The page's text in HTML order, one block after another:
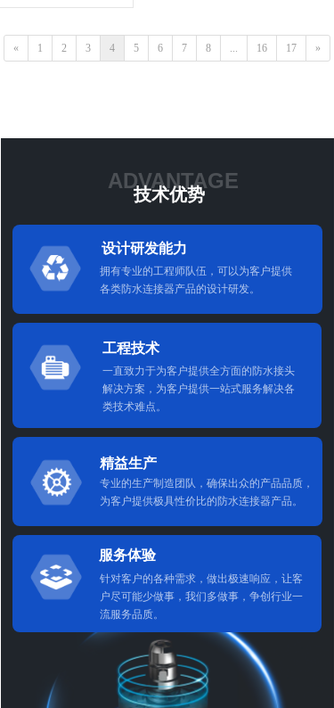
« 1 2 3 4 5 6 7 8 ... 16 17 »
设计研发能力
拥有专业的工程师队伍，可以为客户提供
各类防水连接器产品的设计研发。
工程技术
一直致力于为客户提供全方面的防水接头
解决方案，为客户提供一站式服务解决各
类技术难点。
精益生产
针对客户的各种需求，做出极速响应，让客
户尽可能少做事，我们多做事，争创行业一
流服务品质。
服务体验
专业的生产制造团队，确保出众的产品品质，
为客户提供极具性价比的防水连接器产品。
ADVANTAGE
技术优势